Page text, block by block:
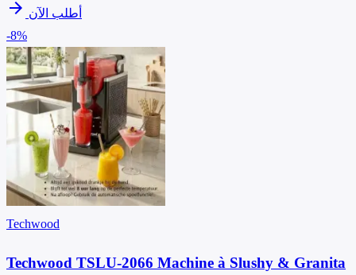
arrow_forward أطلب الآن
-8%
Techwood
Techwood TSLU-2066 Machine à Slushy & Granita